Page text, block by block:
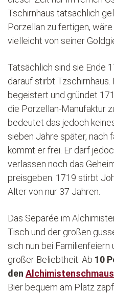
Tschirnhaus tatsächlich
Porzellan zu fertigen,
vielleicht von seiner
Tatsächlich sind sie Ende
darauf stirbt
begeistert und gründet
die Porzellan-Manufaktur
bedeutet das jedoch
sieben Jahre später, nach
kommt er frei. Er darf
verlassen noch das
preisgeben. 1719 stirbt
Alter von nur 37 Jahren.
Das Separée im
Tisch und der großen
sich nun bei Familienfeiern
großer Beliebtheit. Ab 10
den Alchimistenschmaus
Bier bequem am Platz